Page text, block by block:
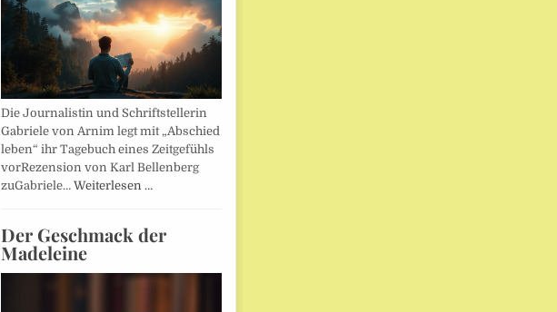
Die Journalistin und Schriftstellerin
Gabriele von Arnim legt mit „Abschied
leben“ ihr Tagebuch eines Zeitgefühls
vorRezension von Karl Bellenberg
zuGabriele… Weiterlesen …
Der Geschmack der
Madeleine